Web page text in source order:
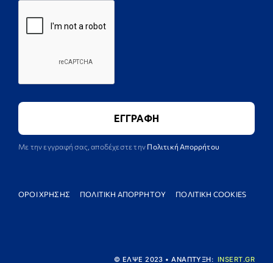
Με την εγγραφή σας, αποδέχεστε την Πολιτική Απορρήτου
ΟΡΟΙ ΧΡΗΣΗΣ ΠΟΛΙΤΙΚΗ ΑΠΟΡΡΗΤΟΥ ΠΟΛΙΤΙΚΗ COOKIES
© ΕΛΨΕ 2023 • ΑΝΑΠΤΥΞΗ:INSERT.GR